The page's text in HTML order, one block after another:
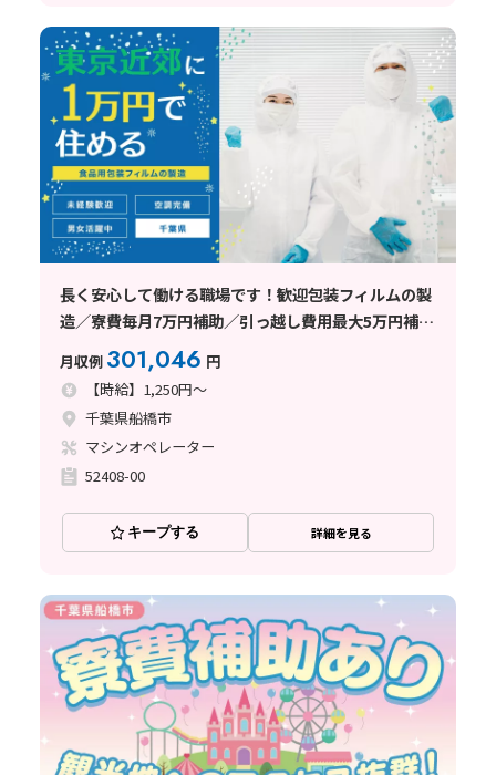
長く安心して働ける職場です！歓迎包装フィルムの製
造／寮費毎月7万円補助／引っ越し費用最大5万円補助
／空調完備
月収例 301,046 円
【時給】1,250円～
千葉県船橋市
マシンオペレーター
52408-00
キープする 詳細を見る